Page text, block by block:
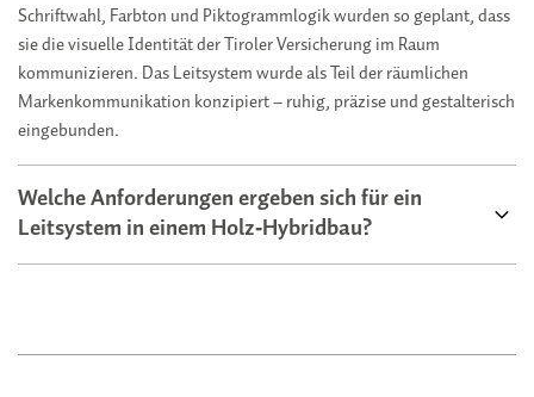
Schriftwahl, Farbton und Piktogrammlogik wurden so geplant, dass
sie die visuelle Identität der Tiroler Versicherung im Raum
kommunizieren. Das Leitsystem wurde als Teil der räumlichen
Markenkommunikation konzipiert – ruhig, präzise und gestalterisch
eingebunden.
Welche Anforderungen ergeben sich für ein
Leitsystem in einem Holz‑Hybridbau?